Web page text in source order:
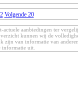
Volgende 20
actuele aanbiedingen ter
kunnen wij de
zijn van informatie van
informatie uit.